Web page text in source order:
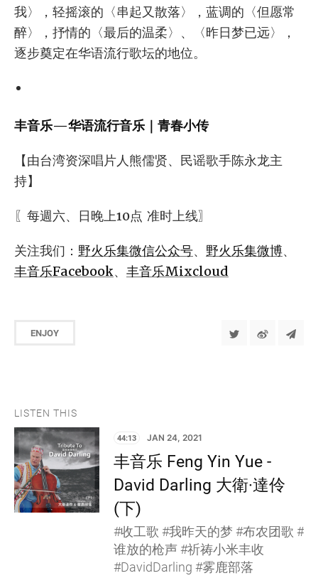
我〉，轻摇滚的〈串起又散落〉，蓝调的〈但愿常
醉〉，抒情的〈最后的温柔〉、〈昨日梦已远〉，
逐步奠定在华语流行歌坛的地位。
丰音乐—华语流行音乐｜青春小传
【由台湾资深唱片人熊儒贤、民谣歌手陈永龙主
持】
〖每週六、日晚上10点 准时上线〗
关注我们： 野火乐集微信公众号、 野火乐集微博、
丰音乐Facebook、 丰音乐Mixcloud
ENJOY
LISTEN THIS
44:13 JAN 24, 2021
丰音乐 Feng Yin Yue -
David Darling 大衛·達伶
(下)
#收工歌 #我昨天的梦 #布农团歌 #
谁放的枪声 #祈祷小米丰收
#DavidDarling #雾鹿部落